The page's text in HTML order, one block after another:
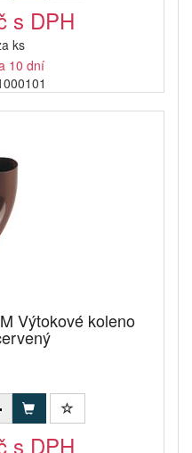
s DPH
ks
10 dní
Výtokové koleno
s DPH